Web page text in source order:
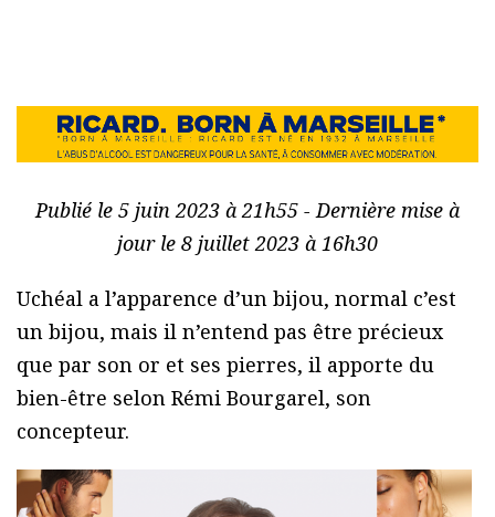
Publié le 5 juin 2023 à 21h55 - Dernière mise à
jour le 8 juillet 2023 à 16h30
Uchéal a l’apparence d’un bijou, normal c’est
un bijou, mais il n’entend pas être précieux
que par son or et ses pierres, il apporte du
bien-être selon Rémi Bourgarel, son
concepteur.